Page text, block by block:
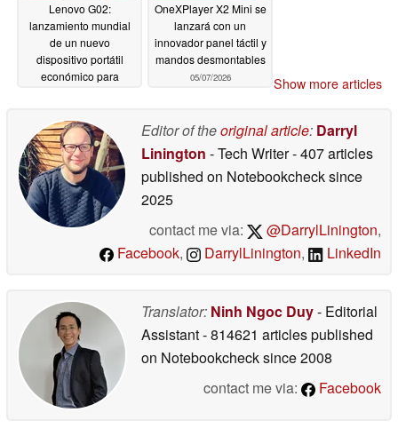
Lenovo G02:
lanzamiento mundial
de un nuevo
dispositivo portátil
económico para
OneXPlayer X2 Mini se
lanzará con un
innovador panel táctil y
mandos desmontables
05/07/2026 Show more articles
Editor of theoriginal article: Darryl
Linington - Tech Writer- 407 articles
published on Notebookchecksince
2025
contact me via:
@DarrylLinington,
Facebook, DarrylLinington, LinkedIn
Translator: Ninh Ngoc Duy- Editorial
Assistant- 814621 articles published
on Notebookchecksince 2008
contact me via:
Facebook